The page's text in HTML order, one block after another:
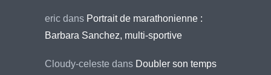
eric dans Portrait de marathonienne :
Barbara Sanchez, multi-sportive
Cloudy-celeste dans Doubler son temps